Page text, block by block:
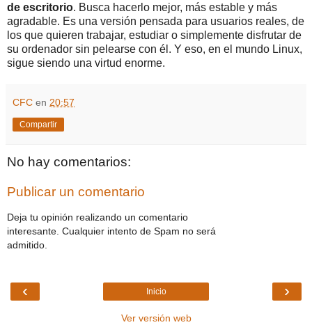
de escritorio. Busca hacerlo mejor, más estable y más
agradable. Es una versión pensada para usuarios reales, de
los que quieren trabajar, estudiar o simplemente disfrutar de
su ordenador sin pelearse con él. Y eso, en el mundo Linux,
sigue siendo una virtud enorme.
CFC en 20:57
Compartir
No hay comentarios:
Publicar un comentario
Deja tu opinión realizando un comentario
interesante. Cualquier intento de Spam no será
admitido.
‹ ›
Inicio
Ver versión web